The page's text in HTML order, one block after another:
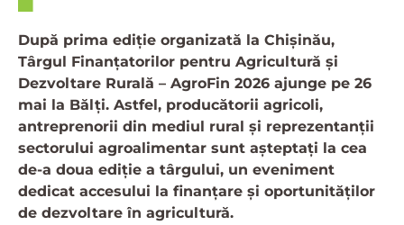
După prima ediție organizată la Chișinău,
Târgul Finanțatorilor pentru Agricultură și
Dezvoltare Rurală – AgroFin 2026 ajunge pe 26
mai la Bălți. Astfel, producătorii agricoli,
antreprenorii din mediul rural și reprezentanții
sectorului agroalimentar sunt așteptați la cea
de-a doua ediție a târgului, un eveniment
dedicat accesului la finanțare și oportunităților
de dezvoltare în agricultură.